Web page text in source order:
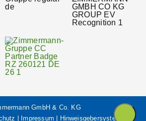
GmbH & Co. KG
Impressum Hinweisgebersystem